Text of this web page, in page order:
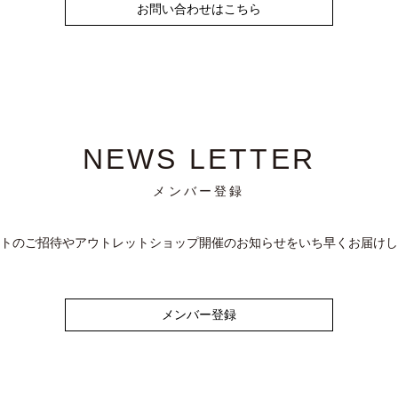
お問い合わせはこちら
NEWS LETTER
メンバー登録
のご招待やアウトレットショップ開催のお知らせをいち早くお届け
メンバー登録